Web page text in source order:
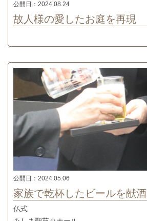
公開日： 2024.08.24
故人様の愛したお庭を再現
公開日： 2024.05.06
家族で乾杯したビールを献酒
仏式